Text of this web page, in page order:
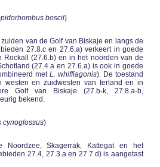
boscii)
van de Golf van Biskaje en langs de
27.8.c en 27.6.a) verkeert in goede
Rockall (27.6.b) en in het noorden van de
(27.4.a en 27.6.a) is ook in goede
met L. whiffiagonis). De toestand
westen en zuidwesten van Ierland en in
Golf van Biskaje (27.b-k, 27.8.a-b,
bekend.
cynoglossus)
Skagerrak, Kattegat en het
27.4, 27.3.a en 27.7.d) is aangetast